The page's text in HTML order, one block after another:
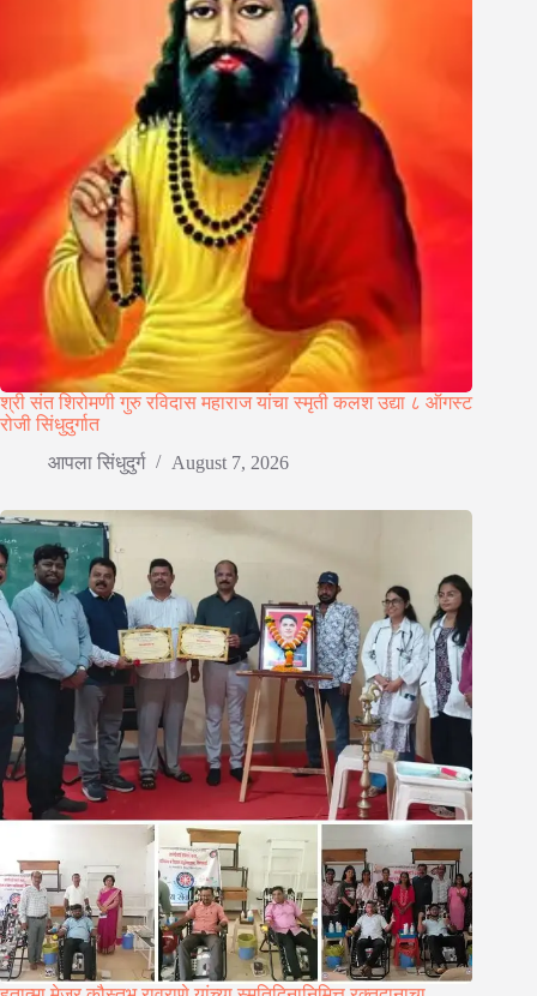
श्री संत शिरोमणी गुरु रविदास महाराज यांचा स्मृती कलश उद्या ८ ऑगस्ट
रोजी सिंधुदुर्गात
आपला सिंधुदुर्ग
August 7, 2026